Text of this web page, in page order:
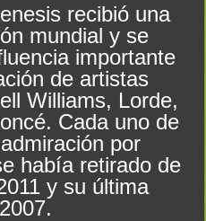
recibió una
mundial y se
importante
de artistas
Williams, Lorde,
Cada uno de
por
había retirado de
y su última